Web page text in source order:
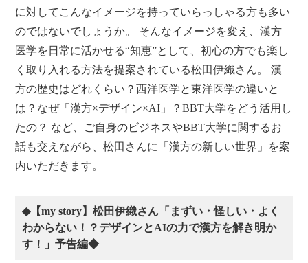
に対してこんなイメージを持っていらっしゃる方も多い
のではないでしょうか。 そんなイメージを変え、漢方
医学を日常に活かせる“知恵”として、初心の方でも楽し
く取り入れる方法を提案されている松田伊織さん。 漢
方の歴史はどれくらい？西洋医学と東洋医学の違いと
は？なぜ「漢方×デザイン×AI」？BBT大学をどう活用し
たの？ など、ご自身のビジネスやBBT大学に関するお
話も交えながら、松田さんに「漢方の新しい世界」を案
内いただきます。
◆【my story】松田伊織さん「まずい・怪しい・よく
わからない！？デザインとAIの力で漢方を解き明か
す！」予告編◆